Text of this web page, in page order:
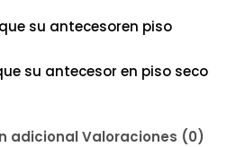
su antecesoren piso
su antecesor en piso seco
adicionalValoraciones (0)